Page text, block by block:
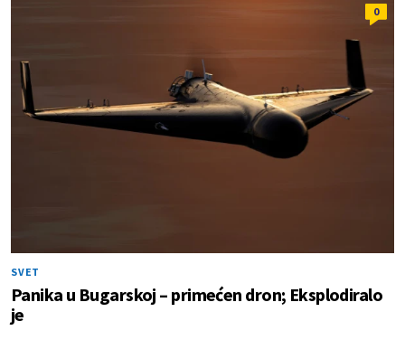
0
SVET
Panika u Bugarskoj – primećen dron; Eksplodiralo
je